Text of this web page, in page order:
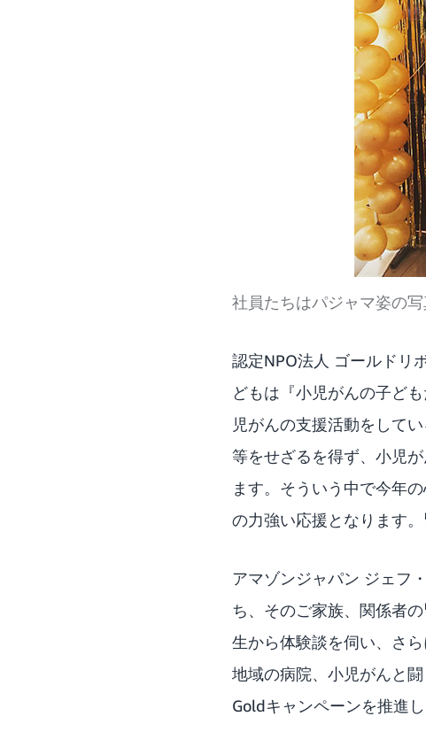
社員たちはパジャマ姿の
認定NPO法人 ゴールドリ
どもは『小児がんの子ど
児がんの支援活動をして
等をせざるを得ず、小児
ます。そういう中で今年
の力強い応援となります
アマゾンジャパン ジェフ
ち、そのご家族、関係者
生から体験談を伺い、さ
地域の病院、小児がんと
Goldキャンペーンを推進